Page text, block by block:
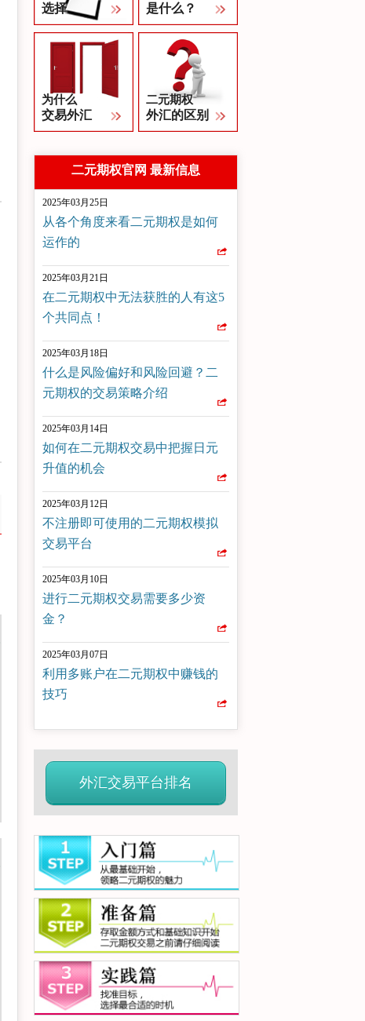
选择 是什么？
为什么
交易外汇
二元期权
外汇的区别
二元期权官网 最新信息
2025年03月25日
从各个角度来看二元期权是如何
运作的
2025年03月21日
在二元期权中无法获胜的人有这5
个共同点！
2025年03月18日
什么是风险偏好和风险回避？二
元期权的交易策略介绍
2025年03月14日
如何在二元期权交易中把握日元
升值的机会
2025年03月12日
不注册即可使用的二元期权模拟
交易平台
2025年03月10日
进行二元期权交易需要多少资
金？
2025年03月07日
利用多账户在二元期权中赚钱的
技巧
外汇交易平台排名